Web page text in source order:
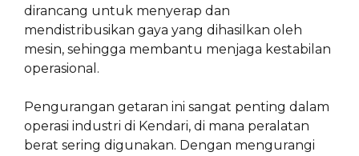
dirancang untuk menyerap dan
mendistribusikan gaya yang dihasilkan oleh
mesin, sehingga membantu menjaga kestabilan
operasional.
Pengurangan getaran ini sangat penting dalam
operasi industri di Kendari, di mana peralatan
berat sering digunakan. Dengan mengurangi